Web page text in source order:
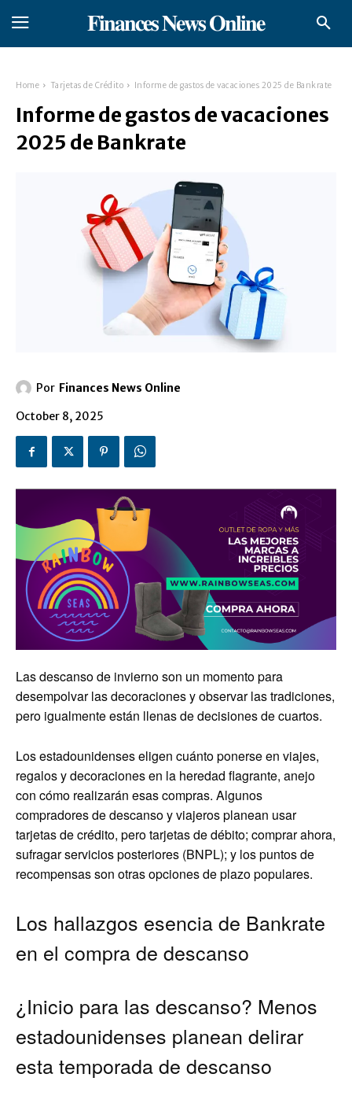
𝐅𝐢𝐧𝐚𝐧𝐜𝐞𝐬 𝐍𝐞𝐰𝐬 𝐎𝐧𝐥𝐢𝐧𝐞
Home Tarjetas de Crédito Informe de gastos de vacaciones 2025 de Bankrate
Informe de gastos de vacaciones
2025 de Bankrate
Por Finances News Online
October 8, 2025
Las descanso de invierno son un momento para
desempolvar las decoraciones y observar las tradiciones,
pero igualmente están llenas de decisiones de cuartos.
Los estadounidenses eligen cuánto ponerse en viajes,
regalos y decoraciones en la heredad flagrante, anejo
con cómo realizarán esas compras. Algunos
compradores de descanso y viajeros planean usar
tarjetas de crédito, pero tarjetas de débito; comprar ahora,
sufragar servicios posteriores (BNPL); y los puntos de
recompensas son otras opciones de plazo populares.
Los hallazgos esencia de Bankrate
en el compra de descanso
¿Inicio para las descanso? Menos
estadounidenses planean delirar
esta temporada de descanso